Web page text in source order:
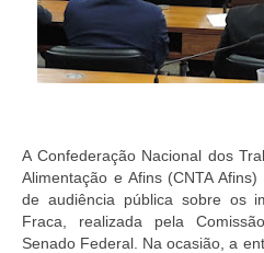
A Confederação Nacional dos
Alimentação e Afins (CNTA
de audiência pública sobre os
Fraca, realizada pela
Senado Federal. Na ocasião, a